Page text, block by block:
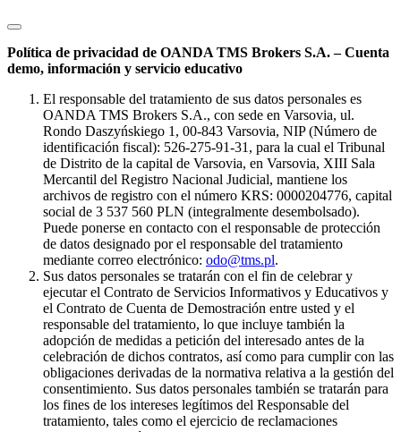
Política de privacidad de OANDA TMS Brokers S.A. – Cuenta
demo, información y servicio educativo
El responsable del tratamiento de sus datos personales es
OANDA TMS Brokers S.A., con sede en Varsovia, ul.
Rondo Daszyńskiego 1, 00-843 Varsovia, NIP (Número de
identificación fiscal): 526-275-91-31, para la cual el Tribunal
de Distrito de la capital de Varsovia, en Varsovia, XIII Sala
Mercantil del Registro Nacional Judicial, mantiene los
archivos de registro con el número KRS: 0000204776, capital
social de 3 537 560 PLN (integralmente desembolsado).
Puede ponerse en contacto con el responsable de protección
de datos designado por el responsable del tratamiento
mediante correo electrónico: odo@tms.pl.
Sus datos personales se tratarán con el fin de celebrar y
ejecutar el Contrato de Servicios Informativos y Educativos y
el Contrato de Cuenta de Demostración entre usted y el
responsable del tratamiento, lo que incluye también la
adopción de medidas a petición del interesado antes de la
celebración de dichos contratos, así como para cumplir con las
obligaciones derivadas de la normativa relativa a la gestión del
consentimiento. Sus datos personales también se tratarán para
los fines de los intereses legítimos del Responsable del
tratamiento, tales como el ejercicio de reclamaciones